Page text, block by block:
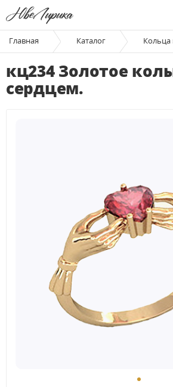
Главная Каталог Кольца
кц234 Золотое
сердцем.